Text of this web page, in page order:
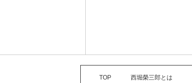
TOP 西堀榮三郎とは